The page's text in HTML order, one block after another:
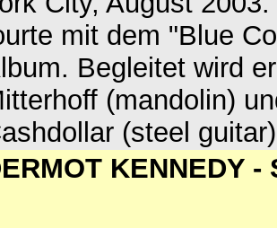
mit dem "Blue
Begleitet wird
(mandolin)
(steel
KENNEDY -